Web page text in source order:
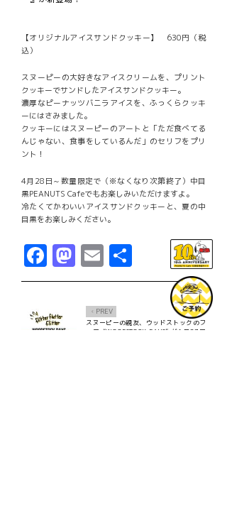
【オリジナルアイスサンドクッキー】 630円（税
込）
スヌーピーの大好きなアイスクリームを、プリント
クッキーでサンドしたアイスサンドクッキー。
濃厚なピーナッツバニラアイスを、ふっくらクッキ
ーにはさみました。
クッキーにはスヌーピーのアートと「ただ食べてる
んじゃない、食事をしているんだ」のセリフをプリ
ント！
4月28日～数量限定で（※なくなり次第終了）中目
黒PEANUTS Cafeでもお楽しみいただけますよ。
冷たくてかわいいアイスサンドクッキーと、夏の中
目黒をお楽しみください。
Facebook
Mastodon
Email
有
Ô PREV
スヌーピーの親友、ウッドストックのフ
ェア “WOODSTOCK DAYS” が6月27日